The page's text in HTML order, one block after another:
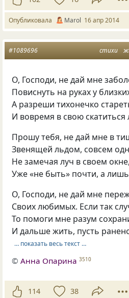
Опубликовала Маrol 16 апр 2014
стихи
#1089696
О, Господи, не дай мне
Повиснуть на руках у
А разреши тихонечко
И вовремя в свою скатиться
Прошу тебя, не дай мне в
Звенящей льдом, совсем
Не замечая луч в своем окне,
Уже «не быть» почти, а лишь
О, Господи, не дай мне
Своих любимых. Если так
То помоги мне разум
И дальше жить, пусть
… показать весь текст …
©Анна Опарина 3510
114 38